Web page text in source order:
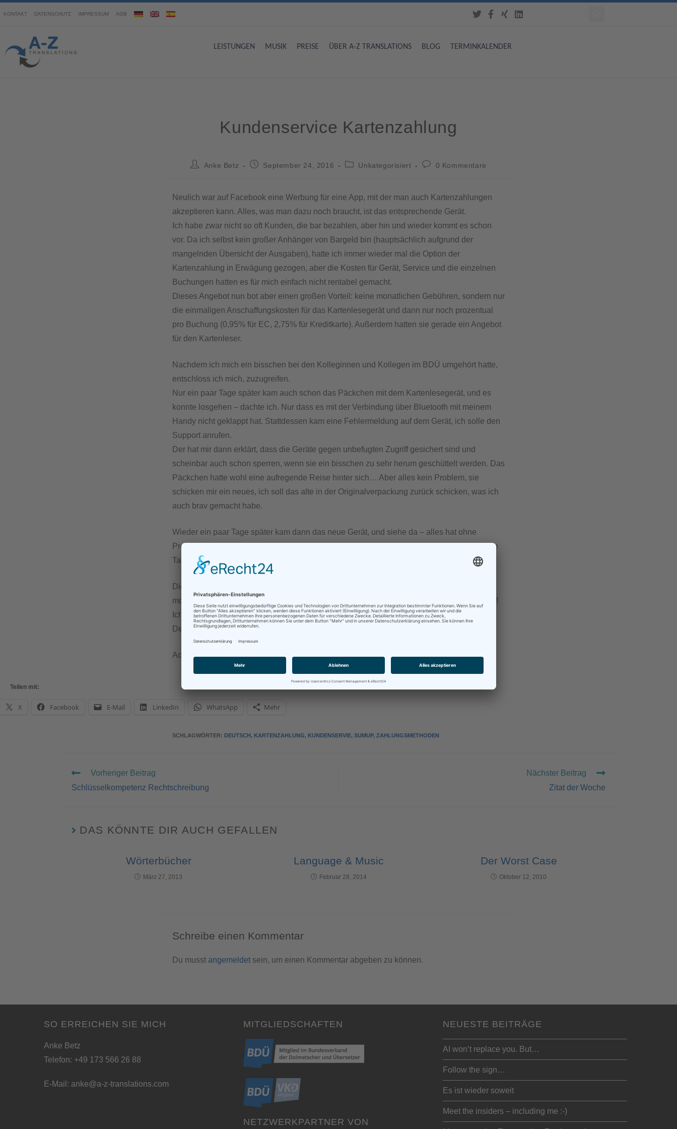
KONTAKT DATENSCHUTZ IMPRESSUM AGB
LEISTUNGEN MUSIK PREISE ÜBER A-Z TRANSLATIONS BLOG TERMINKALENDER
Kundenservice Kartenzahlung
Anke Betz September 24, 2016 Unkategorisiert 0 Kommentare
Neulich war auf Facebook eine Werbung für eine App, mit der man auch Kartenzahlungen
akzeptieren kann. Alles, was man dazu noch braucht, ist das entsprechende Gerät.
Ich habe zwar nicht so oft Kunden, die bar bezahlen, aber hin und wieder kommt es schon
vor. Da ich selbst kein großer Anhänger von Bargeld bin (hauptsächlich aufgrund der
mangelnden Übersicht der Ausgaben), hatte ich immer wieder mal die Option der
Kartenzahlung in Erwägung gezogen, aber die Kosten für Gerät, Service und die einzelnen
Buchungen hatten es für mich einfach nicht rentabel gemacht.
Dieses Angebot nun bot aber einen großen Vorteil: keine monatlichen Gebühren, sondern nur
die einmaligen Anschaffungskosten für das Kartenlesegerät und dann nur noch prozentual
pro Buchung (0,95% für EC, 2,75% für Kreditkarte). Außerdem hatten sie gerade ein Angebot
für den Kartenleser.
Nachdem ich mich ein bisschen bei den Kolleginnen und Kollegen im BDÜ umgehört hatte,
entschloss ich mich, zuzugreifen.
Nur ein paar Tage später kam auch schon das Päckchen mit dem Kartenlesegerät, und es
konnte losgehen – dachte ich. Nur dass es mit der Verbindung über Bluetooth mit meinem
Handy nicht geklappt hat. Stattdessen kam eine Fehlermeldung auf dem Gerät, ich solle den
Support anrufen.
Der hat mir dann erklärt, dass die Geräte gegen unbefugten Zugriff gesichert sind und
scheinbar auch schon sperren, wenn sie ein bisschen zu sehr herum geschüttelt werden. Das
Päckchen hatte wohl eine aufregende Reise hinter sich… Aber alles kein Problem, sie
schicken mir ein neues, ich soll das alte in der Originalverpackung zurück schicken, was ich
auch brav gemacht habe.
Wieder ein paar Tage später kam dann das neue Gerät, und siehe da – alles hat ohne
Probleme geklappt! Ich habe mir auch gleich probehalber 1,00€ überwiesen, wovon wenige
Tage später dann 0,99€ auf meinem Konto landeten.
Die Quittung für den Kunden kommt wahlweise per SMS oder E-Mail, und es gibt eine
monatliche Abrechnung über Transaktionen und Gebühren. Total einfach und unkompliziert!
Ich bin begeistert.
Der nächste Kunde kann also getrost ohne Bargeld bei mir vorbeikommen…
Ach ja, vielleicht sollte ich noch den Namen der App erwähnen:SumUp, vormalsPayleven.
Teilen mit:
X Facebook E-Mail LinkedIn WhatsApp Mehr
SCHLAGWÖRTER: DEUTSCH, KARTENZAHLUNG, KUNDENSERVIE, SUMUP, ZAHLUNGSMETHODEN
Vorheriger Beitrag
Schlüsselkompetenz Rechtschreibung
Nächster Beitrag
Zitat der Woche
DAS KÖNNTE DIR AUCH GEFALLEN
Wörterbücher
März 27, 2013
Language & Music
Februar 28, 2014
Der Worst Case
Oktober 12, 2010
Schreibe einen Kommentar
Du musst angemeldet sein, um einen Kommentar abgeben zu können.
SO ERREICHEN SIE MICH
Anke Betz
Telefon: +49 173 566 26 88
E-Mail: anke@a-z-translations.com
MITGLIEDSCHAFTEN
NETZWERKPARTNER VON
NEUESTE BEITRÄGE
AI won’t replace you. But…
Follow the sign…
Es ist wieder soweit
Meet the insiders – including me :-)